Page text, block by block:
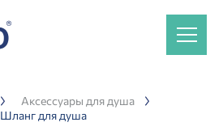
Аксессуары для душа
Шланг для душа